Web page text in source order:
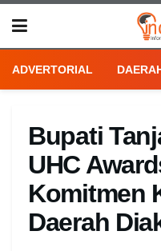
ADVERTORIAL
Bupati
UHC
Komitmen
Daerah